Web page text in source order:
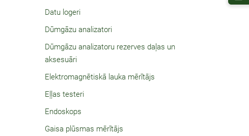
Datu logeri
Dūmgāzu analizatori
Dūmgāzu analizatoru rezerves daļas un
aksesuāri
Elektromagnētiskā lauka mērītājs
Eļļas testeri
Endoskops
Gaisa plūsmas mērītājs